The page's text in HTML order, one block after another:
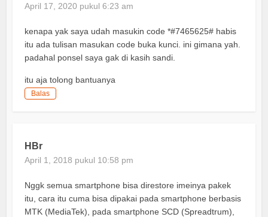
April 17, 2020 pukul 6:23 am
kenapa yak saya udah masukin code *#7465625# habis
itu ada tulisan masukan code buka kunci. ini gimana yah.
padahal ponsel saya gak di kasih sandi.
itu aja tolong bantuanya
Balas
HBr
April 1, 2018 pukul 10:58 pm
Nggk semua smartphone bisa direstore imeinya pakek
itu, cara itu cuma bisa dipakai pada smartphone berbasis
MTK (MediaTek), pada smartphone SCD (Spreadtrum),